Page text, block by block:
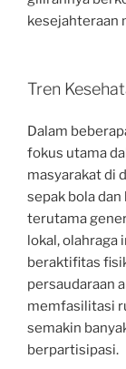
kesejahteraan
Tren
Dalam
fokus utama
masyarakat di
sepak bola
terutama
lokal, olahraga
beraktifitas
persaudaraan
memfasilitasi
semakin
berpartisipasi.